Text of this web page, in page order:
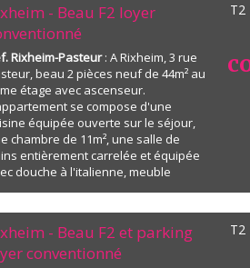
- Beau F2 loyer
Rixheim-Pasteur: A Rixheim, 3 rue
beau 2 pièces neuf de 44m² au
étage avec ascenseur.
se compose d'une
équipée ouverte sur le séjour,
chambre de 11m², une salle de
entièrement carrelée et équipée
douche à l'italienne, meuble
conventionné sou...
T2
- Beau F2 et parking
conventionné
T2